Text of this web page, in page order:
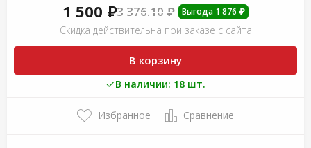
1 500 ₽3 376.10 ₽ Выгода 1 876 ₽
Скидка действительна при заказе с сайта
В корзину
В наличии: 18 шт.
Избранное Сравнение